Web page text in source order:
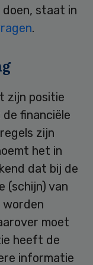
staat in
.
zijn positie
financiële
zijn
het in
dat bij de
(schijn) van
moet
heeft de
informatie